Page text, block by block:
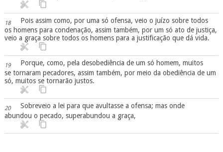
18
Pois assim como, por uma só ofensa, veio o juízo sobre todos
os homens para condenação, assim também, por um só ato de justiça,
veio a graça sobre todos os homens para a justificação que dá vida.
19
Porque, como, pela desobediência de um só homem, muitos
se tornaram pecadores, assim também, por meio da obediência de um
só, muitos se tornarão justos.
20
Sobreveio a lei para que avultasse a ofensa; mas onde
abundou o pecado, superabundou a graça,